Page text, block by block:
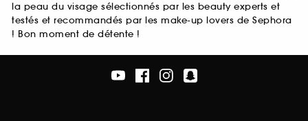
la peau du visage sélectionnés par les beauty experts et
testés et recommandés par les make-up lovers de Sephora
! Bon moment de détente !